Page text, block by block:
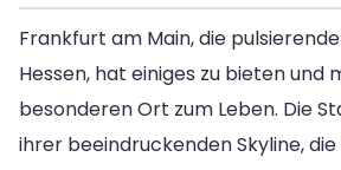
Frankfurt am Main, die
Hessen, hat einiges zu bieten und
besonderen Ort zum Leben. Die
ihrer beeindruckenden Skyline,